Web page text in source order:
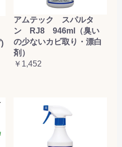
アムテック スパルタ
ン RJ8 946ml（臭い
の少ないカビ取り・漂白
剤）
￥1,452